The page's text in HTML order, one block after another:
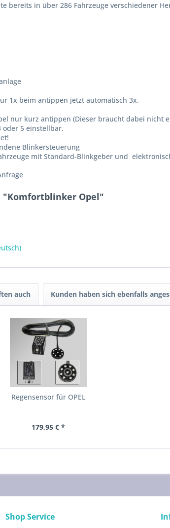
bereits in über 286 Fahrzeuge verschiedener
1x beim antippen jetzt automatisch 3x.
nur kurz antippen (Dieser braucht dabei nicht
5 einstellbar.
Blinkersteuerung
mit Standard-Blinkgeber und
"Komfortblinker Opel"
auch Kunden haben sich ebenfalls
Regensensor für OPEL
179,95 € *
Shop Service